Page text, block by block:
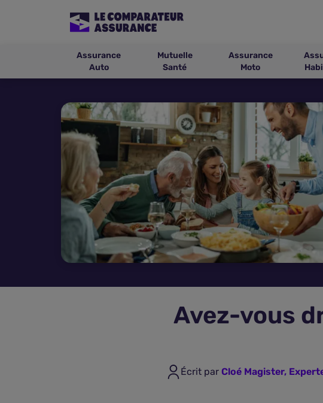
Assurance
Auto
Mutuelle
Santé
Assurance
Moto
Avez-vous
Écrit par Cloé Magister,